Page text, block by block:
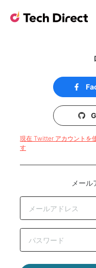
現在 Twitter アカウントを
す
メー